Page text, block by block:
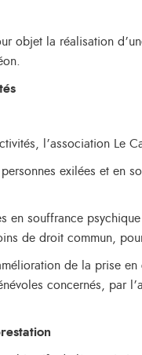
objet la réalisation
l’association Le
exilées et en
en souffrance
de droit commun,
de la prise
concernés, par